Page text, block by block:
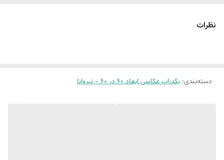
نظرات
دسته‌بندی: بکدراپ عکاسی ابعاد 60 در 60 - نیروانا